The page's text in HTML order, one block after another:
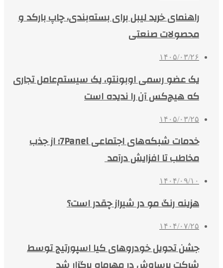
راهنمای خرید لیبل برای بسته‌بندی، چاپ بارکد و
محصولات صنعتی
۱۴۰۵/۰۳/۲۶
یک عضو رسمی اوبونتو، یک سیستم‌عامل تجاری
که هیچ‌کس آن را ندیده است
۱۴۰۵/۰۳/۲۵
خدمات شبکه‌های اجتماعی 7Panel؛ از جذب
مخاطب تا افزایش درآمد
۱۴۰۴/۰۹/۱۰
هزینه رنگ مو در شیراز چقدر است؟
۱۴۰۴/۰۷/۲۵
جشن تحویل خودروهای کیا اسپورتیج توسط